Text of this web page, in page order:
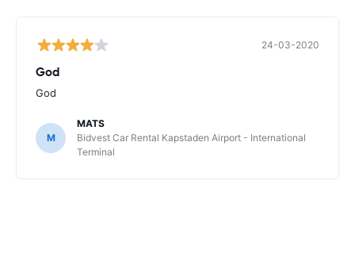
24-03-2020
God
God
M
MATS
Bidvest Car Rental Kapstaden Airport - International
Terminal